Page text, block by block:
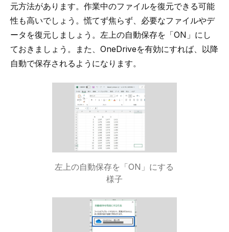
元方法があります。作業中のファイルを復元できる可能
性も高いでしょう。慌てず焦らず、必要なファイルやデ
ータを復元しましょう。左上の自動保存を「ON」にし
ておきましょう。また、OneDriveを有効にすれば、以降
自動で保存されるようになります。
左上の自動保存を「ON」にする
様子